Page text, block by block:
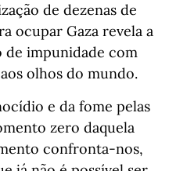
de dezenas de
ocupar Gaza revela a
de impunidade com
olhos do mundo.
e da fome pelas
zero daquela
confronta-nos,